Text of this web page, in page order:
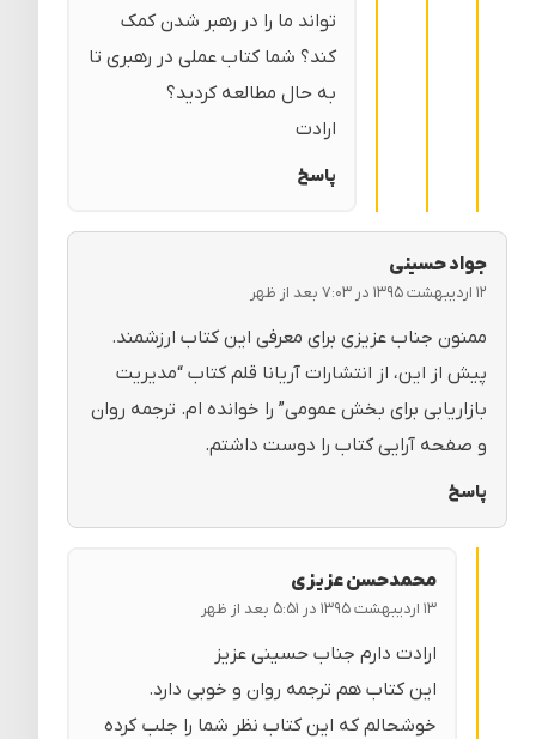
تواند ما را در رهبر شدن کمک
کند؟ شما کتاب عملی در رهبری تا
به حال مطالعه کردید؟
ارادت
پاسخ
جواد حسینی
۱۲ اردیبهشت ۱۳۹۵ در ۷:۰۳ بعد از ظهر
ممنون جناب عزیزی برای معرفی این کتاب ارزشمند.
پیش از این، از انتشارات آریانا قلم کتاب “مدیریت
بازاریابی برای بخش عمومی” را خوانده ام. ترجمه روان
و صفحه آرایی کتاب را دوست داشتم.
پاسخ
محمدحسن عزیزی
۱۳ اردیبهشت ۱۳۹۵ در ۵:۵۱ بعد از ظهر
ارادت دارم جناب حسینی عزیز
این کتاب هم ترجمه روان و خوبی دارد.
خوشحالم که این کتاب نظر شما را جلب کرده